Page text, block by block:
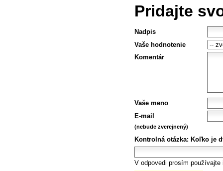
Pridajte
Nadpis
Vaše hodnotenie
Komentár
Vaše meno
E-mail
(nebude zverejnený)
Kontrolná otázka: Koľko je
V odpovedi prosím